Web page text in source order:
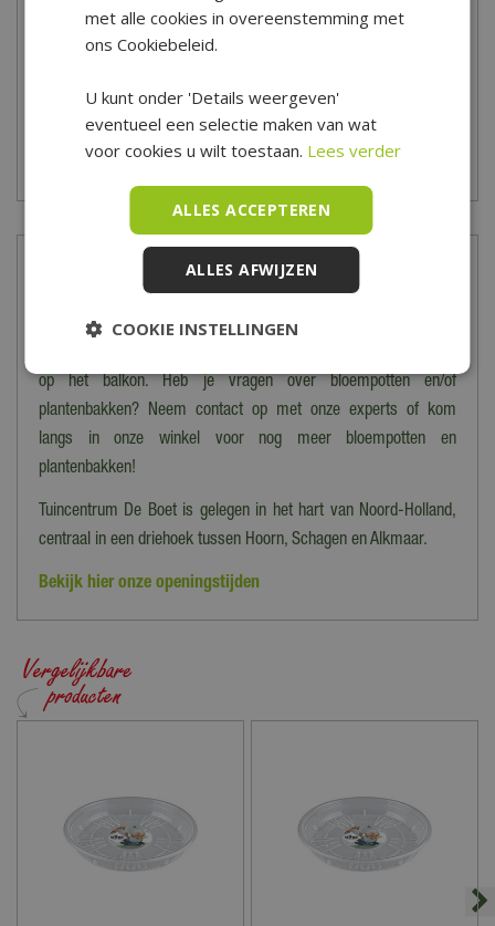
de veelgestelde vragen bekijken. Kom je er toch niet
uit? Dan kun je altijd contact opnemen met onze klantenservice
*Is alleen geldig op tuinsets, loungesets, tuinstoelen, tuintafels,
Meer informatie
Zet de bloemetjes maar buiten! Bij Tuincentrum De Boet vind
op het balkon. Heb je vragen over bloempotten en/of
plantenbakken? Neem contact op met onze experts of kom
langs in onze winkel voor nog meer bloempotten en
plantenbakken!
Tuincentrum De Boet is gelegen in het hart van Noord-Holland,
centraal in een driehoek tussen Hoorn, Schagen en Alkmaar.
Bekijk hier onze openingstijden
met alle cookies in overeenstemming met
ons Cookiebeleid.
U kunt onder 'Details weergeven'
eventueel een selectie maken van wat
voor cookies u wilt toestaan. Lees verder
ALLES ACCEPTEREN
ALLES AFWIJZEN
COOKIE INSTELLINGEN